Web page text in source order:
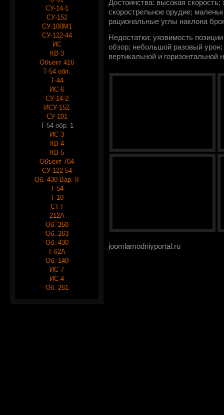
СУ-14-1
СУ-152
СУ-100М1
СУ-122-44
ИС
КВ-3
Объект 416
Т-54 обл.
Т-44
ИС-6
СУ-14-2
ИСУ-152
СУ-101
Т-54 обр. 1
ИС-3
КВ-4
КВ-5
Объект 704
СУ-122-54
Об. 430 Вар. II
Т-54
Т-10
СТ-I
212А
Об. 268
Об. 263
Об. 430
Т-62А
Об. 140
ИС-7
ИС-4
Об. 261
Достоинства: высокая
скорострельное орудие;
рациональные углы наклона
Недостатки: уязвимость
обзор; небольшой разовый
вертикальной и горизонтальной
joomlamodniyportal.ru